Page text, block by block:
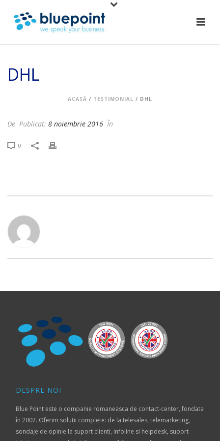
DHL
ACASĂ / TESTIMONIAL / DHL
De Publicat: 8 noiembrie 2016 În
0
DESPRE NOI
Blue Point este o companie romaneasca de contact-center, fondata
în 2007. Oferim solutii complete: de la telesales, telemarketing,
sondaje de opinie la suport clienti, infoline si helpdesk, suport